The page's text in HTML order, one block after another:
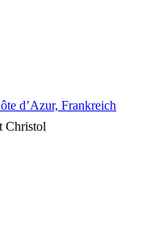
d’Azur, Frankreich
Christol